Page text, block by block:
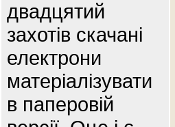
двадцятий
захотів скачані
електрони
матеріалізувати
в паперовій